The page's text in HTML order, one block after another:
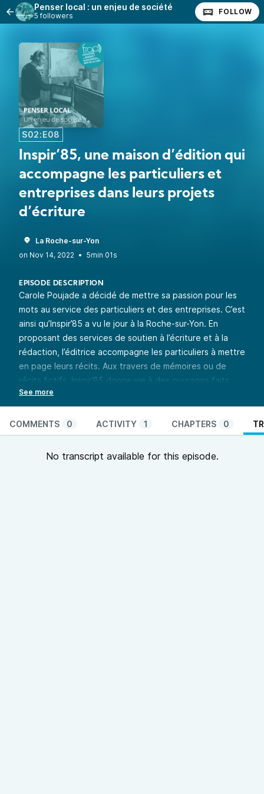
Penser local : un enjeu de société
5 followers FOLLOW
S02:E08
Inspir’85, une maison d’édition qui
accompagne les particuliers et
entreprises dans leurs projets
d’écriture
La Roche-sur-Yon
• 5min 01s
EPISODE DESCRIPTION
Carole Poujade a décidé de mettre sa passion pour les
mots au service des particuliers et des entreprises. C’est
ainsi qu’Inspir’85 a vu le jour à la Roche-sur-Yon. En
proposant des services de soutien à l’écriture et à la
rédaction, l’éditrice accompagne les particuliers à mettre
en page leurs récits. Aux travers de mémoires ou de
récits fictifs, Inspir’85 donne vie à des ouvrages faits
sur-mesure. Gwenaëlle Nicolas de Graffiti Urban Radio a
rencontré Carole Poujade à la Roche-sur-Yon pour
discuter de ce projet.
Penser local : un enjeu de sociétéest un programme
commun des radios associatives en Pays de la Loire. Une
COMMENTS 0 ACTIVITY 1 CHAPTERS 0
No transcript available for this episode.